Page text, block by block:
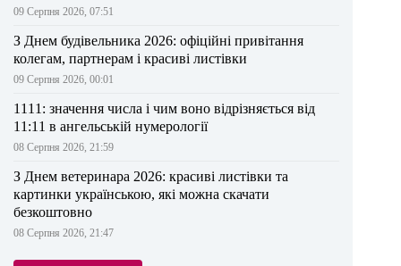
09 Серпня 2026, 07:51
З Днем будівельника 2026: офіційні привітання
колегам, партнерам і красиві листівки
09 Серпня 2026, 00:01
1111: значення числа і чим воно відрізняється від
11:11 в ангельській нумерології
08 Серпня 2026, 21:59
З Днем ветеринара 2026: красиві листівки та
картинки українською, які можна скачати
безкоштовно
08 Серпня 2026, 21:47